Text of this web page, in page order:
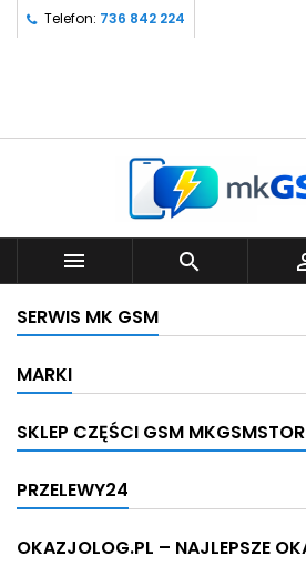
Telefon: 736 842 224
 
SERWIS MK GSM
MARKI
SKLEP CZĘŚCI GSM
PRZELEWY24
OKAZJOLOG.PL – NAJLEPSZE